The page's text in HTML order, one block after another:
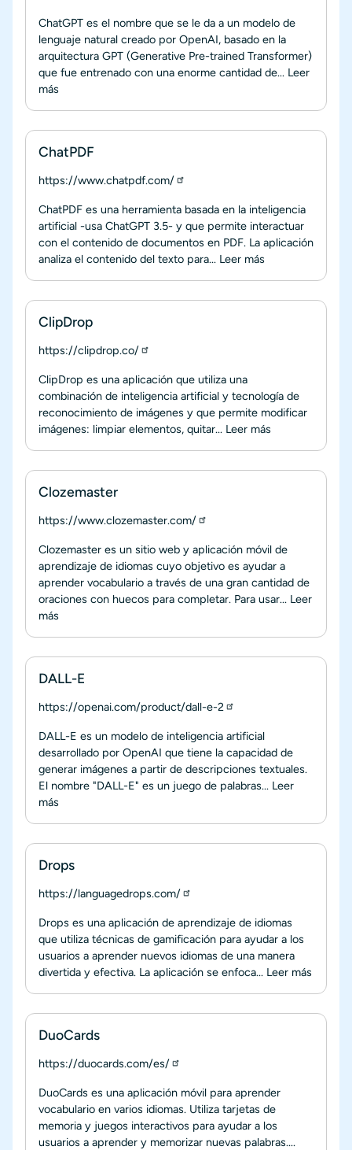
ChatGPT es el nombre que se le da a un modelo de
lenguaje natural creado por OpenAI, basado en la
arquitectura GPT (Generative Pre-trained Transformer)
que fue entrenado con una enorme cantidad de... Leer
más
ChatPDF
https://www.chatpdf.com/
ChatPDF es una herramienta basada en la inteligencia
artificial -usa ChatGPT 3.5- y que permite interactuar
con el contenido de documentos en PDF. La aplicación
analiza el contenido del texto para... Leer más
ClipDrop
https://clipdrop.co/
ClipDrop es una aplicación que utiliza una
combinación de inteligencia artificial y tecnología de
reconocimiento de imágenes y que permite modificar
imágenes: limpiar elementos, quitar... Leer más
Clozemaster
https://www.clozemaster.com/
Clozemaster es un sitio web y aplicación móvil de
aprendizaje de idiomas cuyo objetivo es ayudar a
aprender vocabulario a través de una gran cantidad de
oraciones con huecos para completar. Para usar... Leer
más
DALL-E
https://openai.com/product/dall-e-2
DALL-E es un modelo de inteligencia artificial
desarrollado por OpenAI que tiene la capacidad de
generar imágenes a partir de descripciones textuales.
El nombre "DALL-E" es un juego de palabras... Leer
más
Drops
https://languagedrops.com/
Drops es una aplicación de aprendizaje de idiomas
que utiliza técnicas de gamificación para ayudar a los
usuarios a aprender nuevos idiomas de una manera
divertida y efectiva. La aplicación se enfoca... Leer más
DuoCards
https://duocards.com/es/
DuoCards es una aplicación móvil para aprender
vocabulario en varios idiomas. Utiliza tarjetas de
memoria y juegos interactivos para ayudar a los
usuarios a aprender y memorizar nuevas palabras....